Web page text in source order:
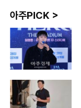
아주PICK >